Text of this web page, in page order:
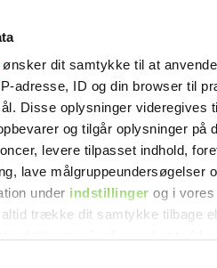
ønsker dit samtykke til at
adresse, ID og din browser til
Disse oplysninger videregives
og tilgår oplysninger på
levere tilpasset indhold,
lave målgruppeundersøgelser
under indstillinger og i vores
trække dit samtykke tilbage